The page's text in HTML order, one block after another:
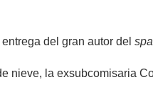
del gran autor del
nieve, la exsubcomisaria